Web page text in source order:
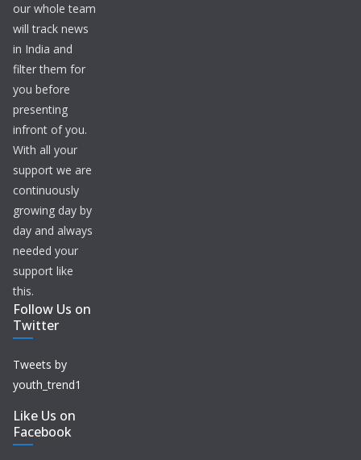
our whole team
will track news
in India and
filter them for
you before
presenting
infront of you.
With all your
support we are
continuously
growing day by
day and always
needed your
support like
this.
Follow Us on
Twitter
Tweets by
youth_trend1
Like Us on
Facebook